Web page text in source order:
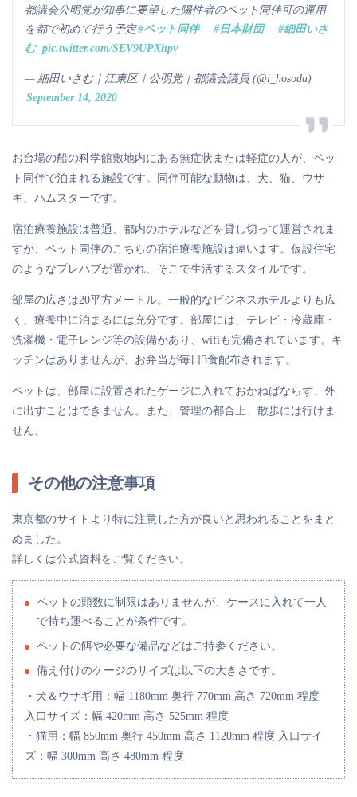
都議会公明党が知事に要望した陽性者のペット同伴可の運用
を都で初めて行う予定#ペット同伴 #日本財団
#細田いさ
む pic.twitter.com/SEV9UPXhpv
— 細田いさむ｜江東区｜公明党｜都議会議員 (@i_hosoda)
September 14, 2020
お台場の船の科学館敷地内にある無症状または軽症の人が、ペッ
ト同伴で泊まれる施設です。同伴可能な動物は、犬、猫、ウサ
ギ、ハムスターです。
宿泊療養施設は普通、都内のホテルなどを貸し切って運営されま
すが、ペット同伴のこちらの宿泊療養施設は違います。仮設住宅
のようなプレハブが置かれ、そこで生活するスタイルです。
部屋の広さは20平方メートル。一般的なビジネスホテルよりも広
く、療養中に泊まるには充分です。部屋には、テレビ・冷蔵庫・
洗濯機・電子レンジ等の設備があり、wifiも完備されています。キ
ッチンはありませんが、お弁当が毎日3食配布されます。
ペットは、部屋に設置されたゲージに入れておかねばならず、外
に出すことはできません。また、管理の都合上、散歩には行けま
せん。
その他の注意事項
東京都のサイトより特に注意した方が良いと思われることをまと
めました。
詳しくは公式資料をご覧ください。
ペットの頭数に制限はありませんが、ケースに入れて一人
で持ち運べることが条件です。
ペットの餌や必要な備品などはご持参ください。
備え付けのケージのサイズは以下の大きさです。
・犬＆ウサギ用：幅 1180mm 奥行 770mm 高さ 720mm 程度
入口サイズ：幅 420mm 高さ 525mm 程度
・猫用：幅 850mm 奥行 450mm 高さ 1120mm 程度 入口サイ
ズ：幅 300mm 高さ 480mm 程度